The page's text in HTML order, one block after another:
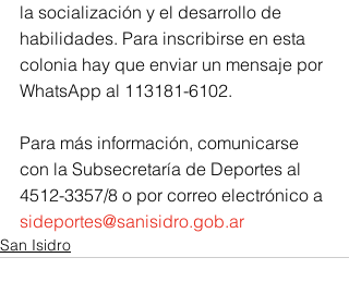
la socialización y el desarrollo de
habilidades. Para inscribirse en esta
colonia hay que enviar un mensaje por
WhatsApp al 113181-6102.
Para más información, comunicarse
con la Subsecretaría de Deportes al
4512-3357/8 o por correo electrónico a
sideportes@sanisidro.gob.ar
San Isidro